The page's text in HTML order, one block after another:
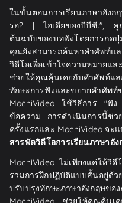
ในขั้นตอนการเรียนภาษาอังก
รอ? | ไอเดียของบีบีซี.", คุณ
ต้นฉบับของบทฟังโดยการกด
คุณยังสามารถค้นหาคำศัพท์แ
วิดีโอเพื่อเข้าใจความหมายแ
ช่วยให้คุณคุ้นเคยกับคำศัพท์แ
ทักษะการฟังและขยายคำศั
MochiVideo ใช้วิธีการ "ฟั
ข้อความ การดำเนินการนี้ช่ว
ครั้งแรกและ MochiVideo จ
สารพัดวิดีโอการเรียนภาษาอั
MochiVideo ไม่เพียงแค่ให้วิ
รวมการฝึกปฏิบัติแบบสั้นอ
ปรับปรุงทักษะภาษาอังกฤ